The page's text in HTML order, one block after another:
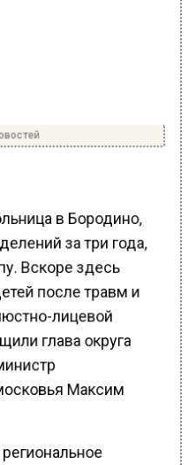
в Бородино,
за три года,
Вскоре здесь
после травм и
лицевой
глава округа
Максим